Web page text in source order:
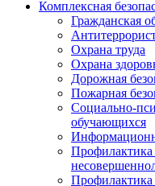
Комплексная
Гражданская
Охрана труда
Охрана
Дорожная
Пожарная
Социально-
обучающихся
Профилактика